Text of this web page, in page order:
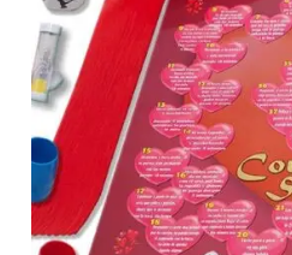
AÑADIR AL
CARRITO